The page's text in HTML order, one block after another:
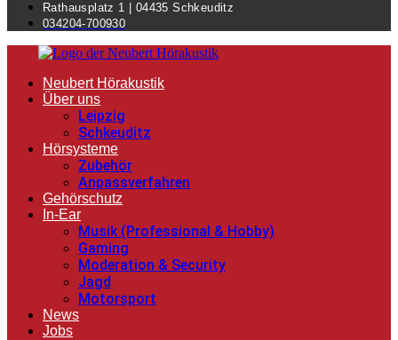
Rathausplatz 1 | 04435 Schkeuditz
034204-700930
Neubert Hörakustik
Über uns
Leipzig
Schkeuditz
Hörsysteme
Zubehör
Anpassverfahren
Gehörschutz
In-Ear
Musik (Professional & Hobby)
Gaming
Moderation & Security
Jagd
Motorsport
News
Jobs